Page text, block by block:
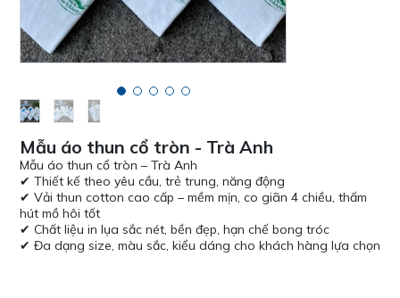
Mẫu áo thun cổ tròn - Trà Anh
Mẫu áo thun cổ tròn – Trà Anh
✔ Thiết kế theo yêu cầu, trẻ trung, năng động
✔ Vải thun cotton cao cấp – mềm mịn, co giãn 4 chiều, thấm
hút mồ hôi tốt
✔ Chất liệu in lụa sắc nét, bền đẹp, hạn chế bong tróc
✔ Đa dạng size, màu sắc, kiểu dáng cho khách hàng lựa chọn